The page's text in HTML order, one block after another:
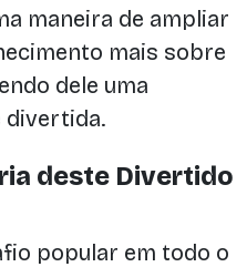
maneira de ampliar
mais sobre
dele uma
divertida.
deste Divertido
popular em todo o